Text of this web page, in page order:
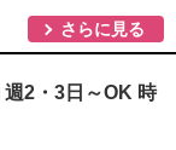
さらに見る
2・3日～OK 時